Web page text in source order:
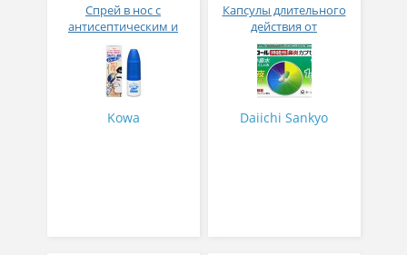
Спрей в нос с
антисептическим и
антибактериальным
эффектом Kowa
Korgengenkowa rhinitis
Jet 30 мл
Kowa
Капсулы длительного
действия от
хронического, острого и
аллергического ринита
Daiichi Sankyo Precol
Time № 30
Daiichi Sankyo